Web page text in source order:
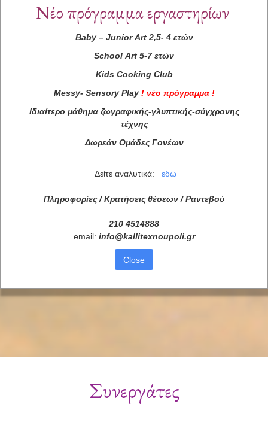
Συνεργάτες
Νέο πρόγραμμα εργαστηρίων
Baby– Junior Art2,5- 4 ετών
School Art 5-7 ετών
Kids Cooking Club
Messy- Sensory Play ! νέο πρόγραμμα !
Ιδιαίτερο μάθημα ζωγραφικής-γλυπτικής-σύγχρονης
τέχνης
Δωρεάν Ομάδες Γονέων
Δείτε αναλυτικά: εδώ
Πληροφορίες / Κρατήσεις θέσεων / Ραντεβού
210 4514888
email: info@kallitexnoupoli.gr
Close